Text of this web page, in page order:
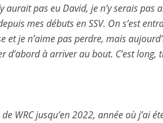
pas eu David, je n’y serais pas
mes débuts en SSV. On s’est
je n’aime pas perdre, mais
à arriver au bout. C’est
WRC jusqu’en 2022, année où j’ai